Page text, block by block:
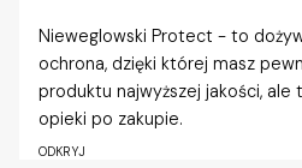
Nieweglowski Protect - to
ochrona, dzięki której masz
produktu najwyższej jakości, ale
opieki po zakupie.
ODKRYJ